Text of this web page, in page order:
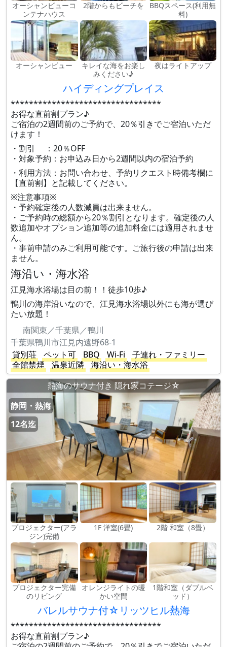
オーシャンビューコ
ンテナハウス
2階からもビーチを
BBQスペース(利用無
料)
オーシャンビュー
キレイな海をお楽し
みください♪
夜はライトアップ
ハイディングプレイス
*********************************
お得な直前割プラン♪
ご宿泊の2週間前のご予約で、20％引きでご宿泊いただ
けます！
・割引 ：20％OFF
・対象予約：お申込み日から2週間以内の宿泊予約
・利用方法：お問い合わせ、予約リクエスト時備考欄に
【直前割】と記載してください。
※注意事項※
・予約確定後の人数減員は出来ません。
・ご予約時の総額から20％割引となります。確定後の人
数追加やオプション追加等の追加料金には適用されませ
ん。
・事前申請のみご利用可能です。ご旅行後の申請は出来
ません。
海沿い・海水浴
江見海水浴場は目の前！！徒歩10歩♪
鴨川の海岸沿いなので、江見海水浴場以外にも海が選び
たい放題！
南関東／千葉県／鴨川
千葉県鴨川市江見内遠野68-1
貸別荘
ペット可 BBQ Wi-Fi
子連れ・ファミリー
全館禁煙
温泉近隣
海沿い・海水浴
熱海のサウナ付き 隠れ家コテージ☆
静岡・熱海
12名迄
プロジェクター(アラ
ジン)完備
1F 洋室(6畳) 2階 和室（8畳）
プロジェクター完備
のリビング
オレンジライトの暖
かい空間
1階和室（ダブルベ
ッド）
バレルサウナ付☆リッツヒル熱海
*********************************
お得な直前割プラン♪